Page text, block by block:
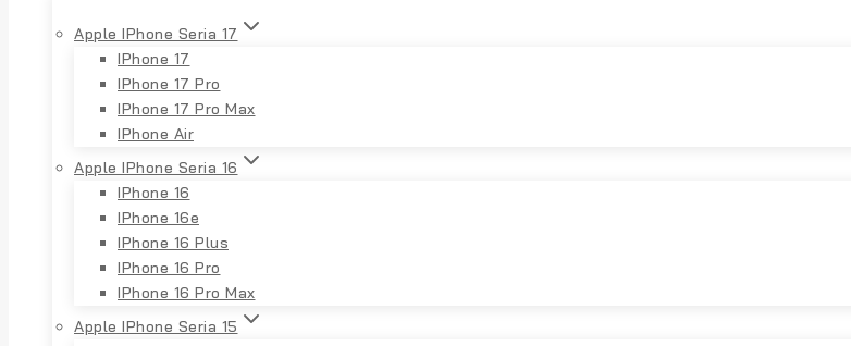
Apple IPhone Seria 17
IPhone 17
IPhone 17 Pro
IPhone 17 Pro Max
IPhone Air
Apple IPhone Seria 16
IPhone 16
IPhone 16e
IPhone 16 Plus
IPhone 16 Pro
IPhone 16 Pro Max
Apple IPhone Seria 15